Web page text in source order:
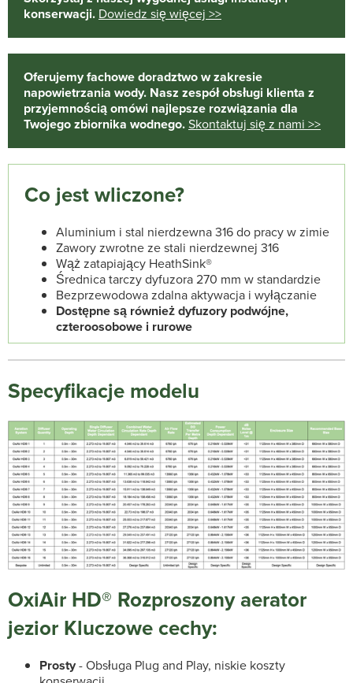
konserwacji. Dowiedz się więcej >>
Oferujemy fachowe doradztwo w zakresie
napowietrzania wody. Nasz zespół obsługi klienta z
przyjemnością omówi najlepsze rozwiązania dla
Twojego zbiornika wodnego.Skontaktuj się z nami >>
Co jest wliczone?
Aluminium i stal nierdzewna 316 do pracy w zimie
Zawory zwrotne ze stali nierdzewnej 316
Wąż zatapiający HeathSink®
Średnica tarczy dyfuzora 270 mm w standardzie
Bezprzewodowa zdalna aktywacja i wyłączanie
Dostępne są również dyfuzory podwójne,
czteroosobowe i rurowe
Specyfikacje modelu
OxiAir HD® Rozproszony aerator
jezior Kluczowe cechy:
Prosty- Obsługa Plug and Play, niskie koszty